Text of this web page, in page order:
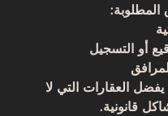
المطلوبة:
أو التسجيل
العقارات التي لا
قانونية.